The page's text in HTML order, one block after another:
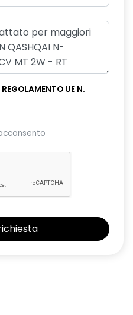
UE N.